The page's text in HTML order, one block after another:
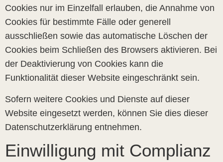
Cookies nur im Einzelfall erlauben, die Annahme von
Cookies für bestimmte Fälle oder generell
ausschließen sowie das automatische Löschen der
Cookies beim Schließen des Browsers aktivieren. Bei
der Deaktivierung von Cookies kann die
Funktionalität dieser Website eingeschränkt sein.
Sofern weitere Cookies und Dienste auf dieser
Website eingesetzt werden, können Sie dies dieser
Datenschutzerklärung entnehmen.
Einwilligung mit Complianz